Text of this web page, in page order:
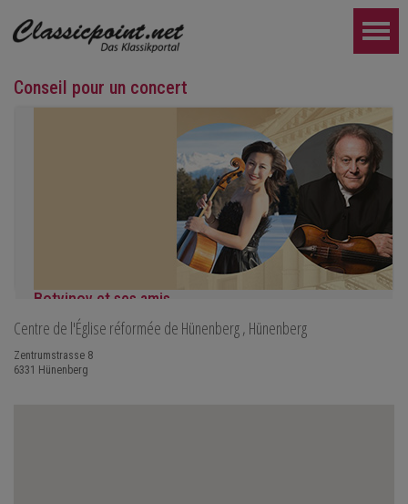
Conseil pour un concert
Botvinov et ses amis
5 octobre, Kleine Tonhalle, 19h30 :
PLUS LOIN...
Centre de l'Église réformée de Hünenberg, Hünenberg
Zentrumstrasse 8
6331 Hünenberg